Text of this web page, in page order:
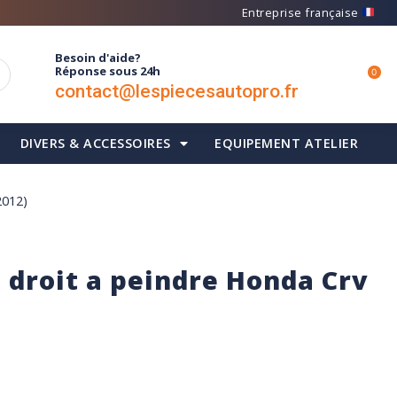
Entreprise française
Besoin d'aide?
Réponse sous 24h
contact@lespiecesautopro.fr
0
DIVERS & ACCESSOIRES EQUIPEMENT ATELIER
a peindre Honda Crv